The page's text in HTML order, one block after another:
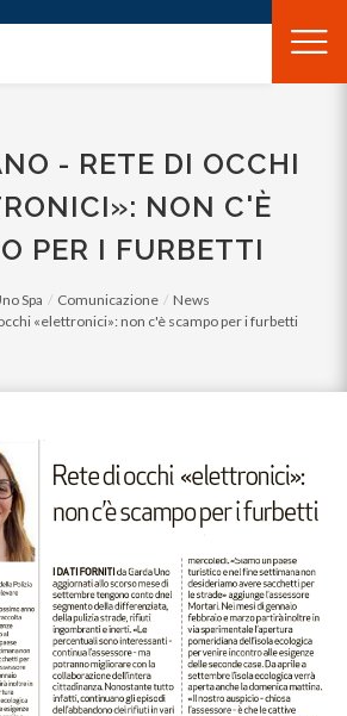
- RETE DI OCCHI
NON C'È
PER I FURBETTI
Spa Comunicazione
News
«elettronici»: non c'è scampo per i furbetti